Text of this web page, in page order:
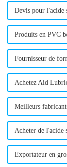
Devis pour l'acide
Produits en PVC
Fournisseur de
Achetez Aid
Meilleurs
Acheter de l'acide
Exportateur en